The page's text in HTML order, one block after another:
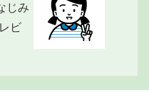
じみ
ビ